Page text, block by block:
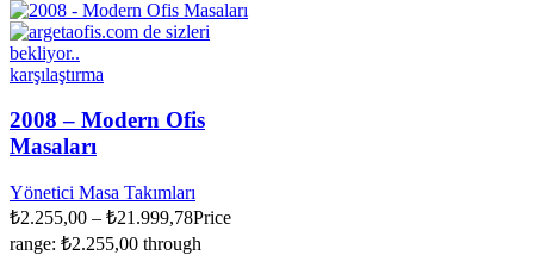
karşılaştırma
2008 – Modern Ofis
Masaları
Yönetici Masa Takımları
₺2.255,00 – ₺21.999,78Price
range: ₺2.255,00 through